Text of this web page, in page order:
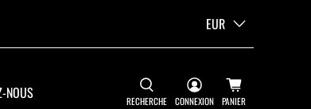
EUR
NOUS RECHERCHE CONNEXION PANIER